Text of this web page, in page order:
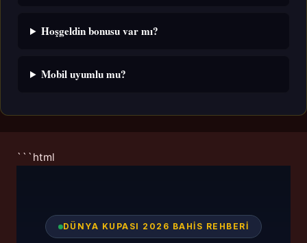
Hoşgeldin bonusu var mı?
Mobil uyumlu mu?
```html
DÜNYA KUPASI 2026 BAHIS REHBERI